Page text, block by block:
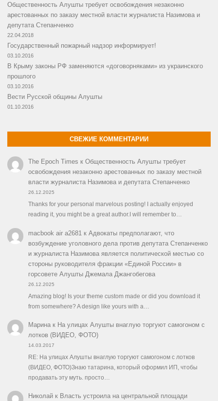
Общественность Алушты требует освобождения незаконно
арестованных по заказу местной власти журналиста Назимова и
депутата Степанченко
22.04.2018
Государственный пожарный надзор информирует!
03.10.2016
В Крыму законы РФ заменяются «договорняками» из украинского
прошлого
03.10.2016
Вести Русской общины Алушты
01.10.2016
СВЕЖИЕ КОММЕНТАРИИ
The Epoch Times к Общественность Алушты требует
освобождения незаконно арестованных по заказу местной
власти журналиста Назимова и депутата Степанченко
26.12.2025
Thanks for your personal marvelous posting! I actually enjoyed
reading it, you might be a great author.I will remember to…
macbook air a2681 к Адвокаты предполагают, что
возбуждение уголовного дела против депутата Степанченко
и журналиста Назимова является политической местью со
стороны руководителя фракции «Единой России» в
горсовете Алушты Джемала Джангобегова
26.12.2025
Amazing blog! Is your theme custom made or did you download it
from somewhere? A design like yours with a…
Маринак На улицах Алушты внаглую торгуют самогоном с
лотков (ВИДЕО, ФОТО)
14.03.2017
RE: На улицах Алушты внаглую торгуют самогоном с лотков
(ВИДЕО, ФОТО)Знаю татарина, который оформил ИП, чтобы
продавать эту муть. просто…
Николайк Власть устроила на центральной площади